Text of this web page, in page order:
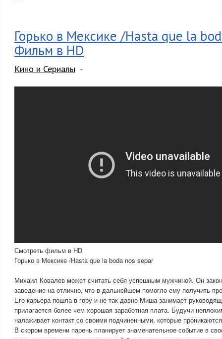
Горько в Мексике /Hasta que la
Фильм в HD
Кино и Сериалы
Смотреть фильм в HD
Горько в Мексике /Hasta que la boda nos separ
Михаил Ковалев может считать себя успешным мужчиной. Он
заведение на отлично, что в дальнейшем помогло ему получить
Его карьера пошла в гору и не так давно Миша занимает
прилагается более чем хорошая заработная плата. Будучи
налаживает контакт со своими подчиненными, которые
В скором времени парень планирует знаменательное событие в